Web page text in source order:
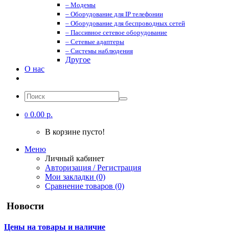
– Модемы
– Оборудование для IP телефонии
– Оборудование для беспроводных сетей
– Пассивное сетевое оборудование
– Сетевые адаптеры
– Системы наблюдения
Другое
О нас
0 0.00 р.
В корзине пусто!
Меню
Личный кабинет
Авторизация / Регистрация
Мои закладки (0)
Сравнение товаров (0)
Новости
Цены на товары и наличие